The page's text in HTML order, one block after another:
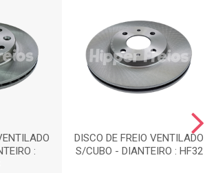
:
DISCO DE FREIO VENTILADO
S/CUBO - DIANTEIRO : HF32